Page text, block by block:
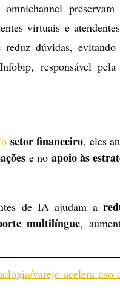
omnichannel
virtuais e
dúvidas, evitando
responsável pela
setor financeiro, eles
e no apoio às
de IA ajudam a
multilíngue,
varejo-acelera-uso-